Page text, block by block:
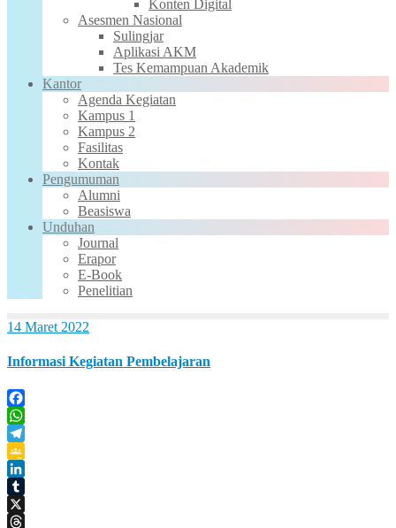
Konten Digital
Asesmen Nasional
Sulingjar
Aplikasi AKM
Tes Kemampuan Akademik
Kantor
Agenda Kegiatan
Kampus 1
Kampus 2
Fasilitas
Kontak
Pengumuman
Alumni
Beasiswa
Unduhan
Journal
Erapor
E-Book
Penelitian
14 Maret 2022
Informasi Kegiatan Pembelajaran
Facebook
WhatsApp
Telegram
Google
Classroom
LinkedIn
Tumblr
X